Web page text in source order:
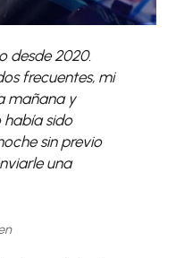
desde 2020.
frecuentes, mi
mañana y
había sido
sin previo
una